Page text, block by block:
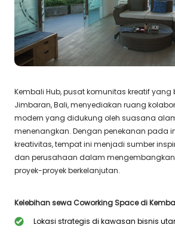
Kembali Hub, pusat komunitas kreatif yang
Jimbaran, Bali, menyediakan ruang
modern yang didukung oleh suasana
menenangkan. Dengan penekanan pada
kreativitas, tempat ini menjadi sumber
dan perusahaan dalam
proyek-proyek berkelanjutan.
Kelebihan sewa Coworking Space di
Lokasi strategis di kawasan bisnis